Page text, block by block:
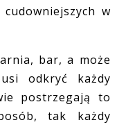
w
bar, a może
odkryć każdy
postrzegają to
tak każdy